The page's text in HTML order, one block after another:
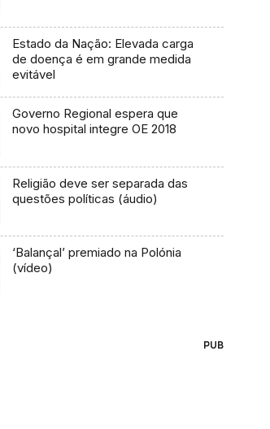
Estado da Nação: Elevada carga
de doença é em grande medida
evitável
Governo Regional espera que
novo hospital integre OE 2018
Religião deve ser separada das
questões políticas (áudio)
‘Balançal’ premiado na Polónia
(vídeo)
PUB